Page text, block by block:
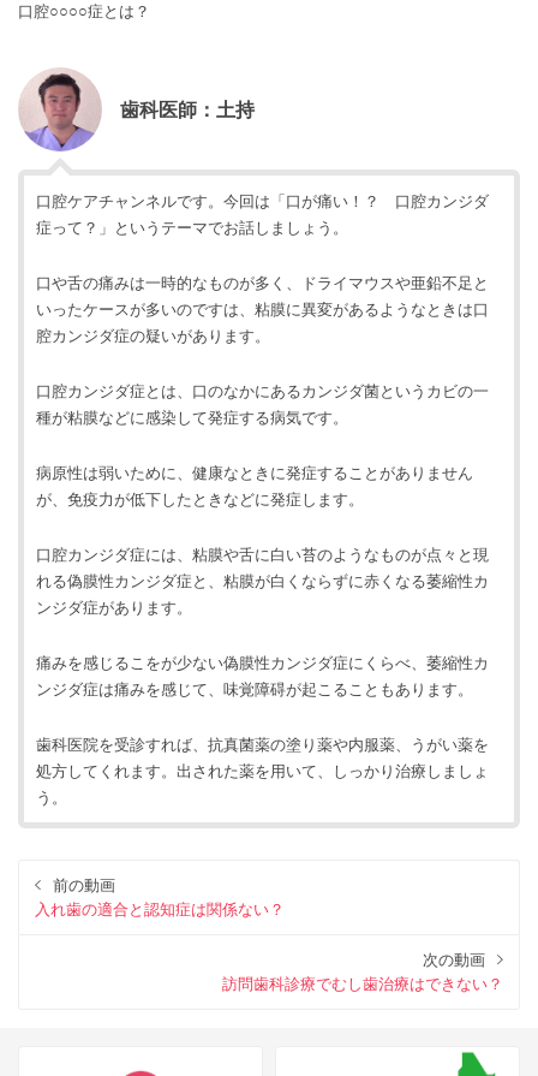
口腔○○○○症とは？
歯科医師：土持
口腔ケアチャンネルです。今回は「口が痛い！？ 口腔カンジダ
症って？」というテーマでお話しましょう。
口や舌の痛みは一時的なものが多く、ドライマウスや亜鉛不足と
いったケースが多いのですは、粘膜に異変があるようなときは口
腔カンジダ症の疑いがあります。
口腔カンジダ症とは、口のなかにあるカンジダ菌というカビの一
種が粘膜などに感染して発症する病気です。
病原性は弱いために、健康なときに発症することがありません
が、免疫力が低下したときなどに発症します。
口腔カンジダ症には、粘膜や舌に白い苔のようなものが点々と現
れる偽膜性カンジダ症と、粘膜が白くならずに赤くなる萎縮性カ
ンジダ症があります。
痛みを感じるこをが少ない偽膜性カンジダ症にくらべ、萎縮性カ
ンジダ症は痛みを感じて、味覚障碍が起こることもあります。
歯科医院を受診すれば、抗真菌薬の塗り薬や内服薬、うがい薬を
処方してくれます。出された薬を用いて、しっかり治療しましょ
う。
前の動画
入れ歯の適合と認知症は関係ない？
次の動画
訪問歯科診療でむし歯治療はできない？